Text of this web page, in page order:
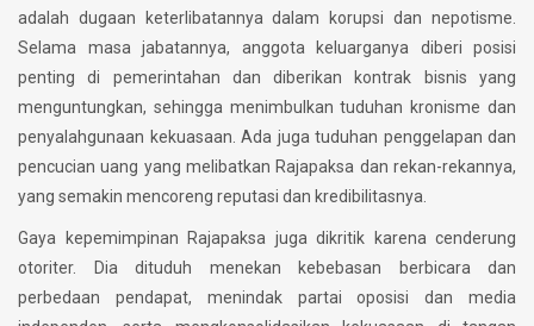
adalah dugaan keterlibatannya dalam korupsi dan nepotisme.
Selama masa jabatannya, anggota keluarganya diberi posisi
penting di pemerintahan dan diberikan kontrak bisnis yang
menguntungkan, sehingga menimbulkan tuduhan kronisme dan
penyalahgunaan kekuasaan. Ada juga tuduhan penggelapan dan
pencucian uang yang melibatkan Rajapaksa dan rekan-rekannya,
yang semakin mencoreng reputasi dan kredibilitasnya.
Gaya kepemimpinan Rajapaksa juga dikritik karena cenderung
otoriter. Dia dituduh menekan kebebasan berbicara dan
perbedaan pendapat, menindak partai oposisi dan media